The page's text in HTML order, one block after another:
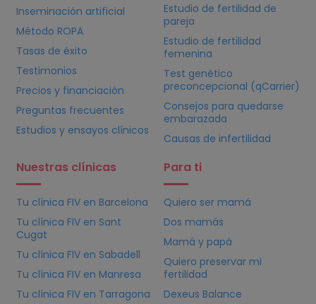
Inseminación artificial
Método ROPA
Tasas de éxito
Testimonios
Precios y financiación
Preguntas frecuentes
Estudios y ensayos clínicos
Estudio de fertilidad de
pareja
Estudio de fertilidad
femenina
Test genético
preconcepcional (qCarrier)
Consejos para quedarse
embarazada
Causas de infertilidad
Nuestras clínicas
Tu clínica FIVen Barcelona
Tu clínica FIVen Sant
Cugat
Tu clínica FIVen Sabadell
Tu clínica FIVen Manresa
Tu clínica FIVen Tarragona
Para ti
Quiero ser mamá
Dos mamás
Mamá y papá
Quiero preservar mi
fertilidad
Dexeus Balance